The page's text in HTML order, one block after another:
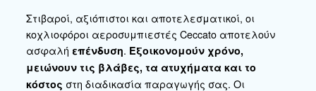
μπορούν να φέρουν την επανάσταση στις
συνεργαστούμε για να ανεβάσουμε τα
διασφαλίσουμε την καθαρότητα και να
καινοτομία στις λειτουργίες σας.